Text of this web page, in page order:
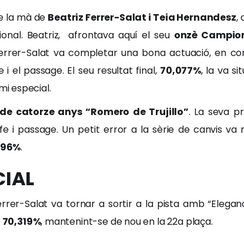
la mà de Beatriz Ferrer-Salat i Teia Hernandesz,
Beatriz, afrontava aquí el seu onzè
Salat va completar una bona actuació, en
el passage. El seu resultat final, 70,077%, la va
especial.
de catorze anys “Romero de Trujillo”. La seva
i passage. Un petit error a la sèrie de canvis va
.
Salat va tornar a sortir a la pista amb
70,319%, mantenint-se de nou en la 22a plaça.